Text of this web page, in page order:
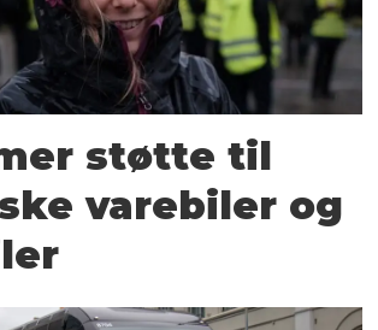
støtte til
varebiler og